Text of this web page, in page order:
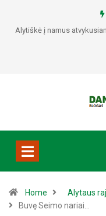
Alytiškė į namus
Home
Alytaus
Buvę Seimo nariai…